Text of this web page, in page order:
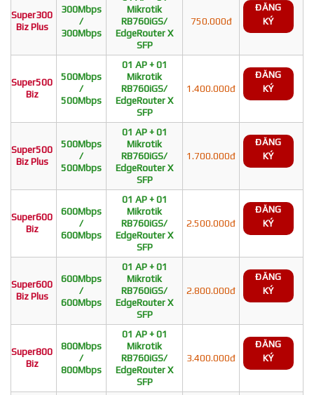
Super300
Biz Plus
300Mbps
/
300Mbps
Mikrotik
RB760iGS/
EdgeRouter X
SFP
750.000đ
ĐĂNG
KÝ
Super500
Biz
500Mbps
/
500Mbps
01 AP + 01
Mikrotik
RB760iGS/
EdgeRouter X
SFP
1.400.000đ
ĐĂNG
KÝ
Super500
Biz Plus
500Mbps
/
500Mbps
01 AP + 01
Mikrotik
RB760iGS/
EdgeRouter X
SFP
1.700.000đ
ĐĂNG
KÝ
Super600
Biz
600Mbps
/
600Mbps
01 AP + 01
Mikrotik
RB760iGS/
EdgeRouter X
SFP
2.500.000đ
ĐĂNG
KÝ
Super600
Biz Plus
600Mbps
/
600Mbps
01 AP + 01
Mikrotik
RB760iGS/
EdgeRouter X
SFP
2.800.000đ
ĐĂNG
KÝ
Super800
Biz
800Mbps
/
800Mbps
01 AP + 01
Mikrotik
RB760iGS/
EdgeRouter X
SFP
3.400.000đ
ĐĂNG
KÝ